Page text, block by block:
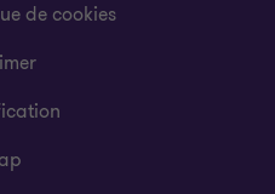
de cookies